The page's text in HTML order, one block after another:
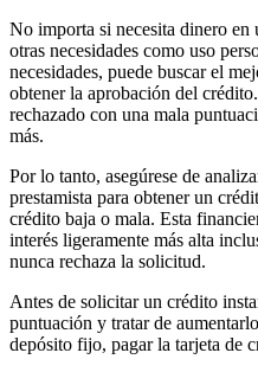
No importa si necesita dinero en
otras necesidades como uso
necesidades, puede buscar el
obtener la aprobación del
rechazado con una mala
más.
Por lo tanto, asegúrese de
prestamista para obtener un
crédito baja o mala. Esta
interés ligeramente más alta
nunca rechaza la solicitud.
Antes de solicitar un crédito
puntuación y tratar de
depósito fijo, pagar la tarjeta de